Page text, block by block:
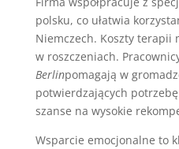
polsku, co ułatwia
Niemczech. Koszty terapii
w roszczeniach.
Berlinpomagają w
potwierdzających
szanse na wysokie
Wsparcie emocjonalne to